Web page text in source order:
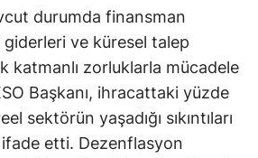
durumda finansman
ve küresel talep
katmanlı zorluklarla mücadele
Başkanı, ihracattaki yüzde
sektörün yaşadığı sıkıntıları
ifade etti. Dezenflasyon